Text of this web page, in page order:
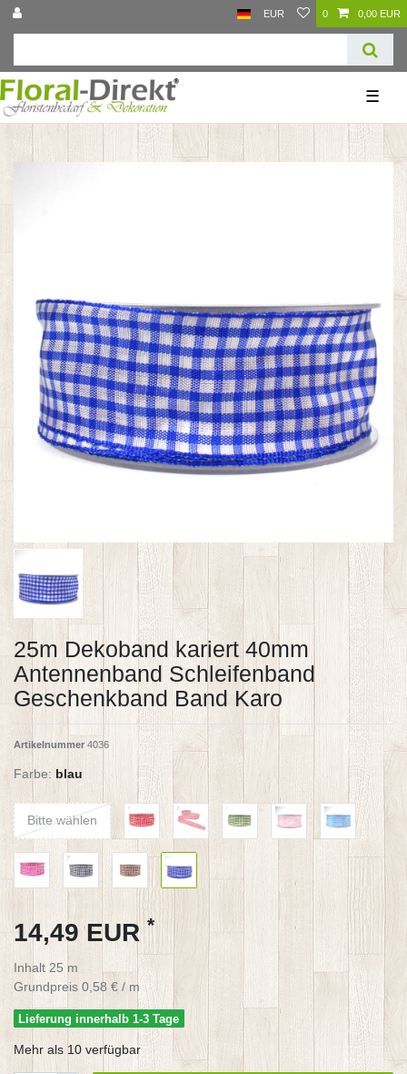
EUR 0 0,00 EUR
☰
25m Dekoband kariert 40mm
Antennenband Schleifenband
Geschenkband Band Karo
Artikelnummer 4036
Farbe: blau
Bitte wählen
14,49 EUR *
Inhalt 25 m
Grundpreis 0,58 € / m
Lieferung innerhalb 1-3 Tage
Mehr als 10 verfügbar